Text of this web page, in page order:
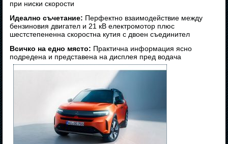
при ниски скорости
Идеално съчетание: Перфектно взаимодействие между
бензиновия двигател и 21 кВ електромотор плюс
шестстепененна скоростна кутия с двоен съединител
Всичко на едно място: Практична информация ясно
подредена и представена на дисплея пред водача